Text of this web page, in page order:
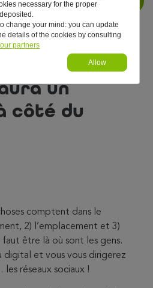
— Un jour, on aura un
!
un
côté du
comptent dans le
2) l’emplacement et 3)
faut être là où sont les gens.
digital et vous vous dirigerez
réseaux sociaux !
necessary for the proper
change your mind: you can update
details of the cookies by consulting
partners
Allow